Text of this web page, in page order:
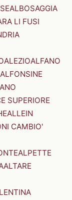
ALBOSAGGIA
LI FUSI
ALEZIOALFANO
ALFONSINE
SUPERIORE
ALLEIN
CAMBIO'
ALPETTE
ALTARE